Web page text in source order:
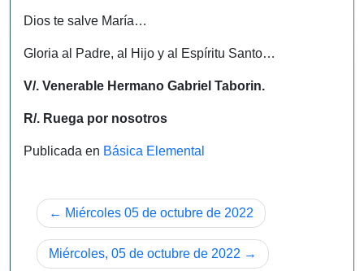
Dios te salve María…
Gloria al Padre, al Hijo y al Espíritu Santo…
V/. Venerable Hermano Gabriel Taborin.
R/. Ruega por nosotros
Publicada en Básica Elemental
Navegación
de
entradas
Miércoles 05 de octubre de 2022
Miércoles, 05 de octubre de 2022